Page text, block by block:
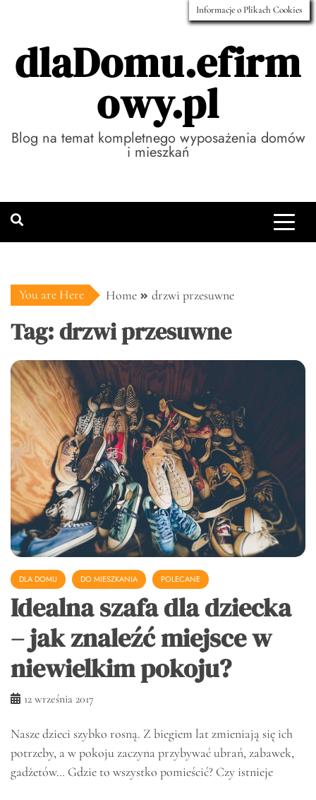
content
dlaDomu.efirm
owy.pl
Blog na temat kompletnego wyposażenia domów
i mieszkań
You are Here Home drzwi przesuwne
Tag:drzwi przesuwne
DLA DOMU DO MIESZKANIA POLECANE
Idealna szafa dla dziecka
– jak znaleźć miejsce w
niewielkim pokoju?
12 września 2017
Nasze dzieci szybko rosną. Z biegiem lat zmieniają się ich
potrzeby, a w pokoju zaczyna przybywać ubrań, zabawek,
gadżetów… Gdzie to wszystko pomieścić? Czy istnieje
Informacje o Plikach Cookies